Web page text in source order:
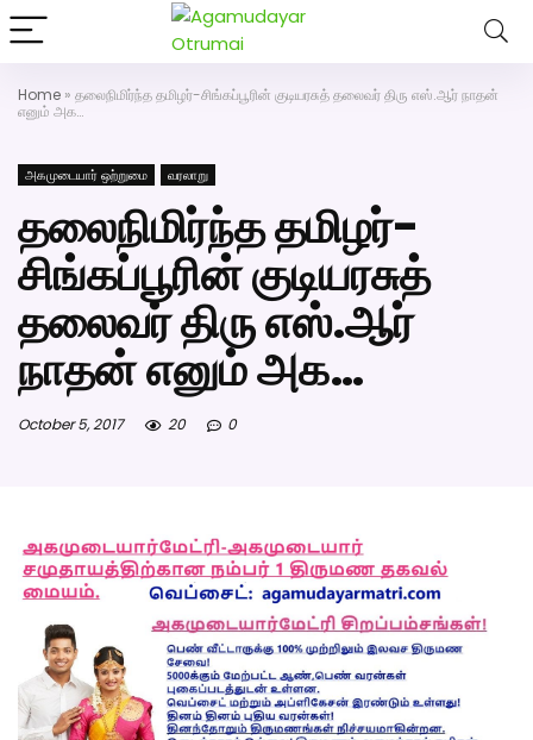
Home » தலைநிமிர்ந்த தமிழர்-சிங்கப்பூரின் குடியரசுத் தலைவர் திரு எஸ்.ஆர் நாதன்
எனும் அக…
அகமுடையார் ஒற்றுமை வரலாறு
தலைநிமிர்ந்த தமிழர்-
சிங்கப்பூரின் குடியரசுத்
தலைவர் திரு எஸ்.ஆர்
நாதன் எனும் அக…
October 5, 2017 20 0
அகமுடையார் திருமண வரன்களுக்கு அகமுடையார்மேட்ரி-பெண்
திருமண சேவை! வாட்ஸப் எண்: